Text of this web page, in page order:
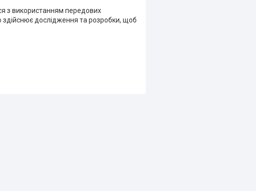
з використанням передових
здійснює дослідження та розробки, щоб